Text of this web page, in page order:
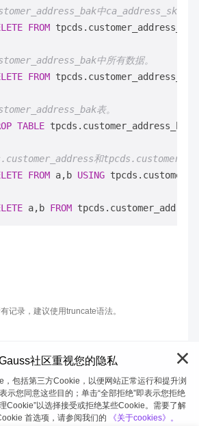
中ca_address_sk小于
FROM
中所有数据。
FROM
表。
TABLE tpcds.customer_address_bak;
和
FROM a,b USING
a,b FROM
记录，建议使用truncate语法。
20:27:02
社区重视您的隐私
包括第三方Cookie，以便网站正常运行和提升浏
示您同意这些目的；单击“全部拒绝”即表示您拒绝
Cookie”以选择接受或拒绝某些Cookie。需要了解
首选项，请参阅我们的
《关于cookies》。